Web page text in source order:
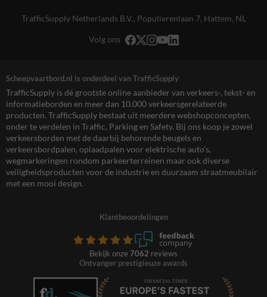
TrafficSupply Netherlands B.V., Populierenlaan 7, Hattem, NL
Volg ons
Scheepvaartbord.nl is onderdeel van TrafficSupply
TrafficSupply is dé grootste online aanbieder van verkeers-, tekst- en
informatieborden en meer dan 10.000 verkeersgerelateerde
producten. TrafficSupply bestaat uit meerdere webshopconcepten,
onder te verdelen in Traffic, Parking en Safety. Bij ons koop je zowel
verkeersborden met de daarbij behorende beugels en
verkeersbordpalen, oplaadpalen voor elektrische auto’s,
wegmarkeringen rondom parkeerterreinen maar ook diverse
veiligheidsproducten voor de industrie en duurzaam straatmeubilair
met een mooi design.
Klantbeoordelingen
Bekijk onze 7062 reviews
Ontvanger prestigieuze awards